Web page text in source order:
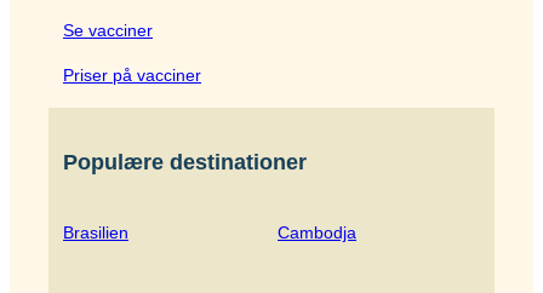
Se vacciner
Priser på vacciner
Populære destinationer
Brasilien Cambodja